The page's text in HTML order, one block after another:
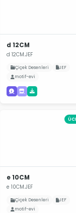
d 12CM
d 12CM.JEF
Çiçek Desenleri
JEF
motif-evi
e 10CM
e 10CM.JEF
Çiçek Desenleri
JEF
motif-evi